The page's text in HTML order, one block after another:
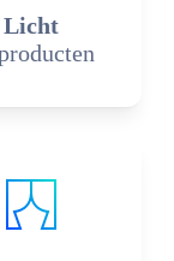
Licht